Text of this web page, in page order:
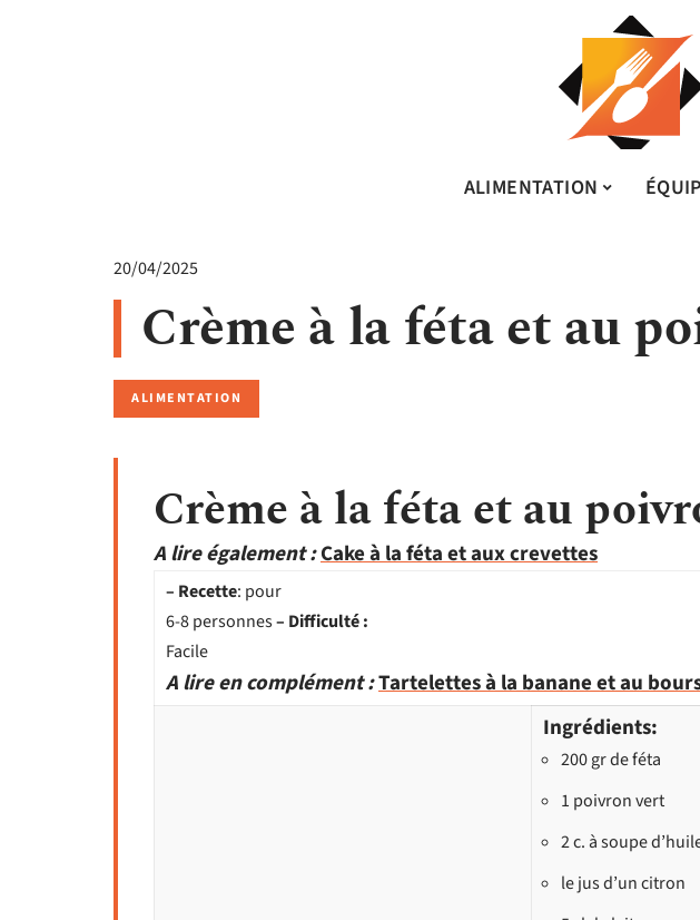
ALIMENTATION
20/04/2025
Crème à la féta et au
ALIMENTATION
Crème à la féta et au
A lire également :Cake à la féta et aux crevettes
– Recette: pour
6-8 personnes– Difficulté :
Facile
A lire en complément :Tartelettes à la banane et au
Ingrédients:
200 gr de féta
1 poivron vert
2 c. à soupe
le jus d’un citron